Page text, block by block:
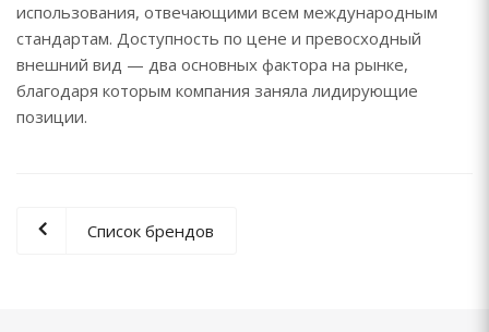
использования, отвечающими всем международным
стандартам. Доступность по цене и превосходный
внешний вид — два основных фактора на рынке,
благодаря которым компания заняла лидирующие
позиции.
Список брендов